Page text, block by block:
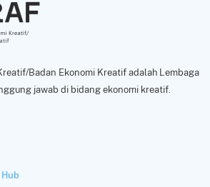
Badan Ekonomi Kreatif adalah Lembaga
jawab di bidang ekonomi kreatif.